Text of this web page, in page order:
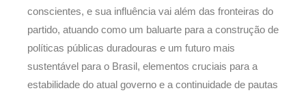
conscientes, e sua influência vai além das fronteiras do
partido, atuando como um baluarte para a construção de
políticas públicas duradouras e um futuro mais
sustentável para o Brasil, elementos cruciais para a
estabilidade do atual governo e a continuidade de pautas